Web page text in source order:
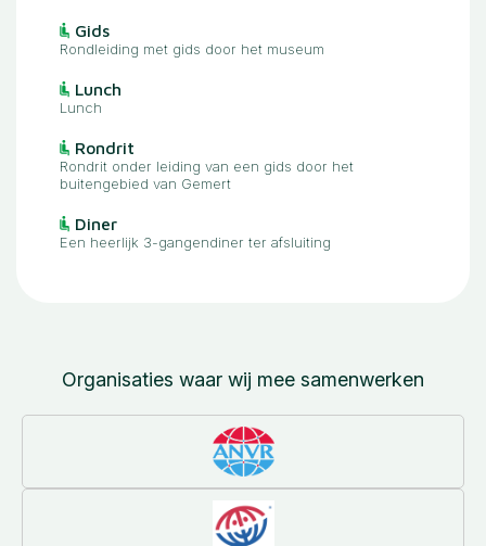
Gids
Rondleiding met gids door het museum
Lunch
Lunch
Rondrit
Rondrit onder leiding van een gids door het
buitengebied van Gemert
Diner
Een heerlijk 3-gangendiner ter afsluiting
Organisaties waar wij mee samenwerken